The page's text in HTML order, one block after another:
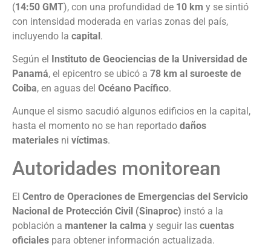
(14:50 GMT), con una profundidad de 10 km y se sintió
con intensidad moderada en varias zonas del país,
incluyendo la capital.
Según el Instituto de Geociencias de la Universidad de
Panamá, el epicentro se ubicó a 78 km al suroeste de
Coiba, en aguas del Océano Pacífico.
Aunque el sismo sacudió algunos edificios en la capital,
hasta el momento no se han reportado daños
materiales ni víctimas.
Autoridades monitorean
El Centro de Operaciones de Emergencias del Servicio
Nacional de Protección Civil (Sinaproc) instó a la
población a mantener la calma y seguir las cuentas
oficiales para obtener información actualizada.